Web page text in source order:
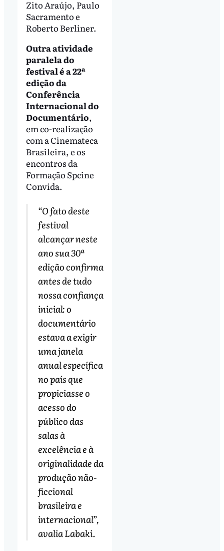
Zito Araújo, Paulo
Sacramento e
Roberto Berliner.
Outra atividade
paralela do
festival é a 22ª
edição da
Conferência
Internacional do
Documentário,
em co-realização
com a Cinemateca
Brasileira, e os
encontros da
Formação Spcine
Convida.
“O fato deste
festival
alcançar neste
ano sua 30ª
edição confirma
antes de tudo
nossa confiança
inicial: o
documentário
estava a exigir
uma janela
anual específica
no país que
propiciasse o
acesso do
público das
salas à
excelência e à
originalidade da
produção não-
ficcional
brasileira e
internacional”,
avalia Labaki.